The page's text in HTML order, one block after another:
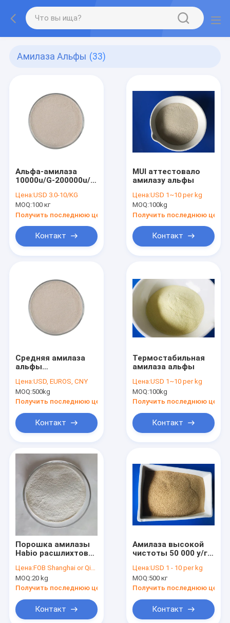
Амилаза Альфы (33)
Альфа-амилаза
10000u/G-200000u/G
Цена:USD 3.0-10/KG
MOQ:100 кг
Получить последнюю цену
Контакт
MUI аттестовало
амилазу альфы
Цена:USD 1~10 per kg
MOQ:100kg
Получить последнюю цену
Контакт
Средняя амилаза
альфы
Цена:USD, EUROS, CNY
MOQ:500kg
Получить последнюю цену
Контакт
Термостабильная
амилаза альфы
Цена:USD 1~10 per kg
MOQ:100kg
Получить последнюю цену
Контакт
Порошка амилазы
Habio расшлихтовка
заваривать
амилазы
высокотемпературного/
конюшни
бактериальная
Цена:FOB Shanghai or Qingdao USD4.2~5.2
MOQ:20 kg
Получить последнюю цену
Контакт
Амилаза высокой
чистоты 50 000 у/г
промышленности,
алкоголя, пива,
уксуса, соевого
Цена:USD 1 - 10 per kg
MOQ:500 кг
Получить последнюю цену
Контакт